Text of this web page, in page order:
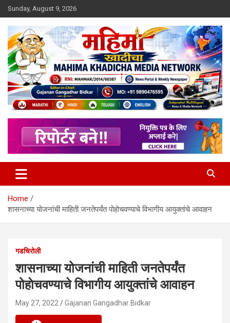
Skip
to
content
Sunday, August 9, 2026
Mahimakhadicha
Home
शासनाच्या योजनांची माहिती जनतेपर्यंत पोहाेचवण्याचे विभागीय आयुक्तांचे आवाहन
गडचिरोली
शासनाच्या योजनांची माहिती जनतेपर्यंत
पोहाेचवण्याचे विभागीय आयुक्तांचे आवाहन
May 27, 2022 Gajanan Gangadhar Bidkar